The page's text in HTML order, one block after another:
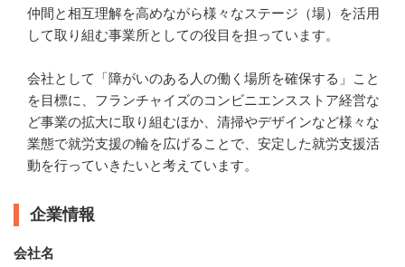
仲間と相互理解を高めながら様々なステージ（場）を活用
して取り組む事業所としての役目を担っています。
会社として「障がいのある人の働く場所を確保する」こと
を目標に、フランチャイズのコンビニエンスストア経営な
ど事業の拡大に取り組むほか、清掃やデザインなど様々な
業態で就労支援の輪を広げることで、安定した就労支援活
動を行っていきたいと考えています。
企業情報
会社名